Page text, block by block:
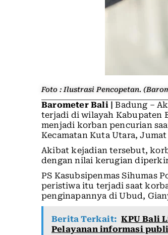
Foto : Ilustrasi Pencopetan.
Barometer Bali |
Badung –
terjadi di wilayah Kabupaten
menjadi korban pencurian
Kecamatan Kuta Utara,
Akibat kejadian tersebut,
dengan nilai kerugian
PS Kasubsipenmas Sihumas
peristiwa itu terjadi saat
penginapannya di Ubud,
Berita Terkait: KPU Bali
Pelayanan informasi